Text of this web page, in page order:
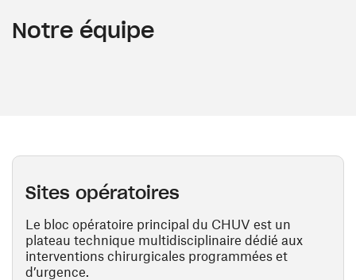
Notre équipe
Sites opératoires
Le bloc opératoire principal du CHUV est un
plateau technique multidisciplinaire dédié aux
interventions chirurgicales programmées et
d’urgence.